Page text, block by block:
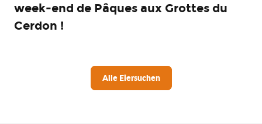
week-end de Pâques aux Grottes du
Cerdon !
Alle Eiersuchen